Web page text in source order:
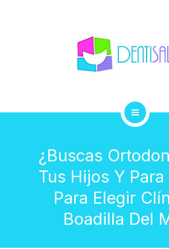
TRATAMIENTOS
INVISALIGN
¿Buscas
Tus Hijos Y Para
Para Elegir
Boadilla Del